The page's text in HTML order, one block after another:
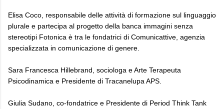
Elisa Coco, responsabile delle attività di formazione sul linguaggio
plurale e partecipa al progetto della banca immagini senza
stereotipi Fotonica è tra le fondatrici di Comunicattive, agenzia
specializzata in comunicazione di genere.
Sara Francesca Hillebrand, sociologa e Arte Terapeuta
Psicodinamica e Presidente di Tracanelupa APS.
Giulia Sudano, co-fondatrice e Presidente di Period Think Tank